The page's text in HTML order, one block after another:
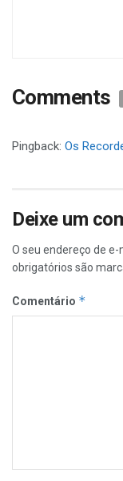
Comments
Pingback: Os
Deixe um
O seu endereço de e-
obrigatórios são
Comentário *